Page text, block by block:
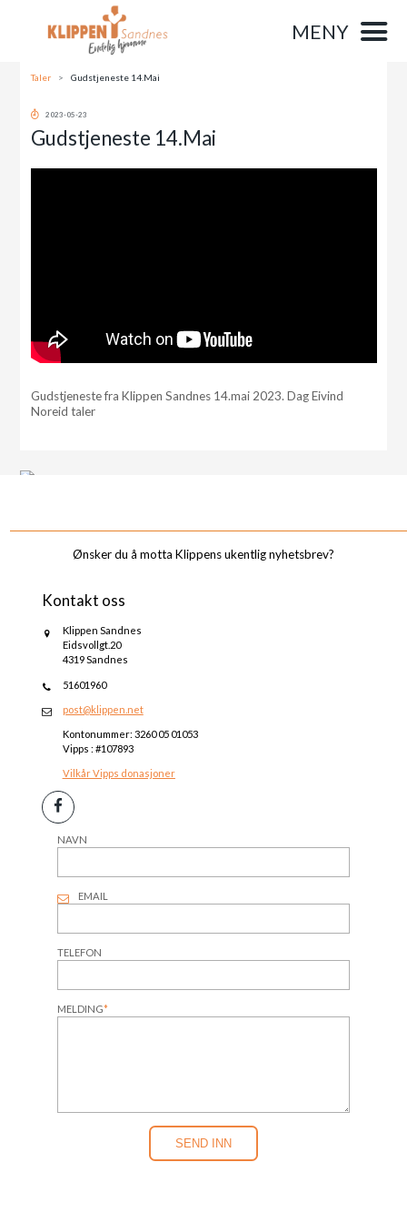
MENY
Taler > Gudstjeneste 14.Mai
2023-05-23
Gudstjeneste 14.Mai
Gudstjeneste fra Klippen Sandnes 14.mai 2023. Dag Eivind
Noreid taler
Ønsker du å motta Klippens ukentlig nyhetsbrev?
Kontakt oss
Klippen Sandnes
Eidsvollgt.20
4319 Sandnes
51601960
post@klippen.net
Kontonummer: 3260 05 01053
Vipps : #107893
Vilkår Vipps donasjoner
NAVN
EMAIL
TELEFON
MELDING*